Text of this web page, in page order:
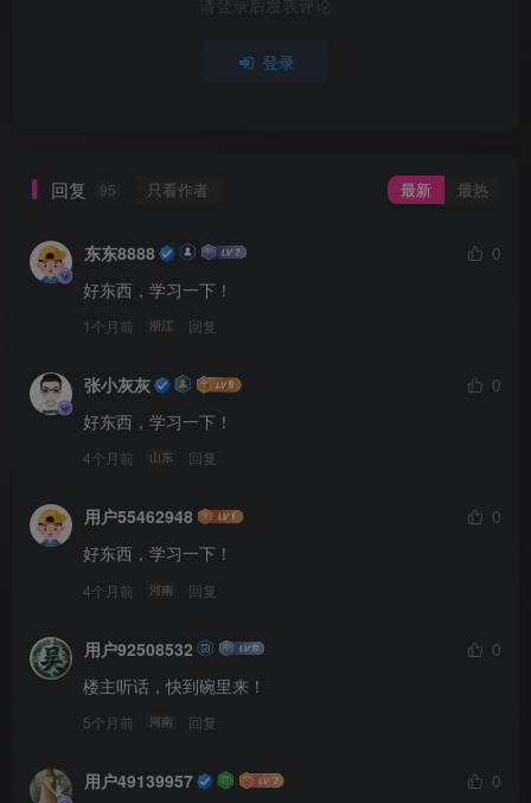
登录
回复 95 只看作者 最新 最热
东东8888
0
好东西，学习一下！
1个月前 浙江 回复
张小灰灰
0
好东西，学习一下！
4个月前 山东 回复
用户55462948
0
好东西，学习一下！
4个月前 河南 回复
用户92508532
0
楼主听话，快到碗里来！
5个月前 河南 回复
用户49139957
0